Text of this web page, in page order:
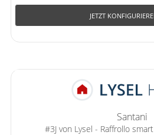
JETZT
Santani
#3J von Lysel - Raffrollo